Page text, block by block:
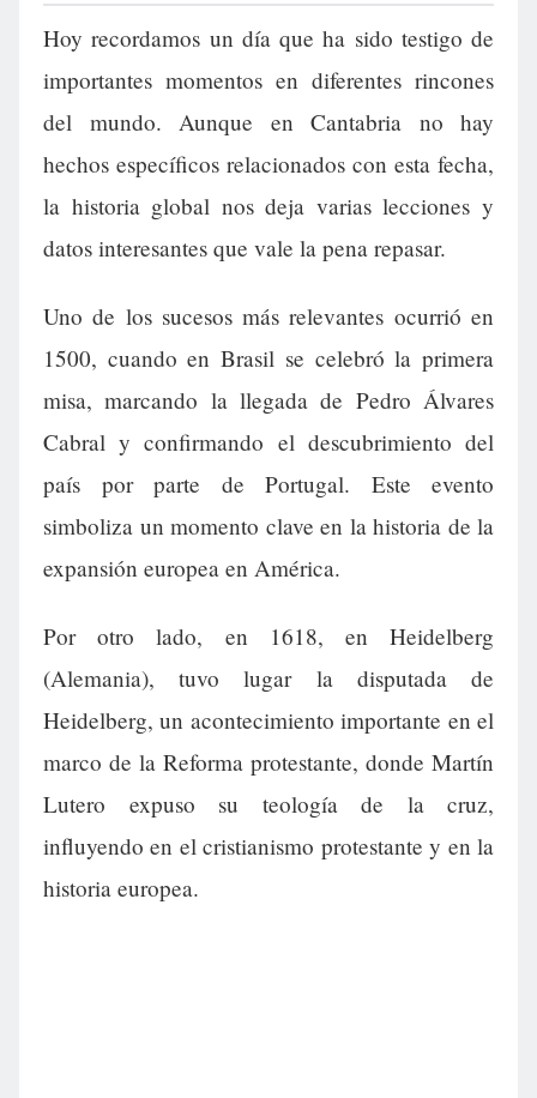
Hoy recordamos un día que ha sido testigo de
importantes momentos en diferentes rincones
del mundo. Aunque en Cantabria no hay
hechos específicos relacionados con esta fecha,
la historia global nos deja varias lecciones y
datos interesantes que vale la pena repasar.
Uno de los sucesos más relevantes ocurrió en
1500, cuando en Brasil se celebró la primera
misa, marcando la llegada de Pedro Álvares
Cabral y confirmando el descubrimiento del
país por parte de Portugal. Este evento
simboliza un momento clave en la historia de la
expansión europea en América.
Por otro lado, en 1618, en Heidelberg
(Alemania), tuvo lugar la disputada de
Heidelberg, un acontecimiento importante en el
marco de la Reforma protestante, donde Martín
Lutero expuso su teología de la cruz,
influyendo en el cristianismo protestante y en la
historia europea.